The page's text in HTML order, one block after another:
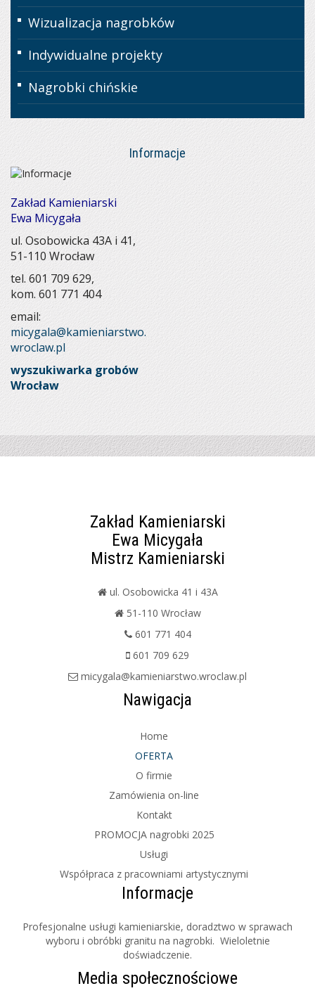
Wizualizacja nagrobków
Indywidualne projekty
Nagrobki chińskie
Informacje
Zakład Kamieniarski
Ewa Micygała
ul. Osobowicka 43A i 41,
51-110 Wrocław
tel. 601 709 629,
kom. 601 771 404
email:
micygala@kamieniarstwo.
wroclaw.pl
wyszukiwarka grobów
Wrocław
Zakład Kamieniarski
Ewa Micygała
Mistrz Kamieniarski
ul. Osobowicka 41 i 43A
51-110 Wrocław
601 771 404
601 709 629
micygala@kamieniarstwo.wroclaw.pl
Nawigacja
Home
OFERTA
O firmie
Zamówienia on-line
Kontakt
PROMOCJA nagrobki 2025
Usługi
Współpraca z pracowniami artystycznymi
Informacje
Profesjonalne usługi kamieniarskie, doradztwo w sprawach
wyboru i obróbki granitu na nagrobki. Wieloletnie
doświadczenie.
Media społecznościowe